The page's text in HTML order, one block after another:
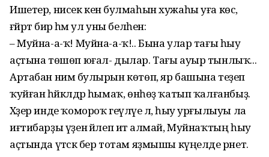
Ишетер, нисек кенә булмаһын хужаһы уға көс,
ғәйрәт бирә һәм ул уны белһен:
– Муйна-а-ҡ! Муйна-а-ҡ!.. Бына улар тағы һыу
аҫтына төшөп юғал- дылар. Тағы ауыр тынлыҡ...
Артабан нимә булырын көтөп, яр башына теҙеп
ҡуйған һәйкәлдәр һымаҡ, өнһөҙ ҡатып ҡалғанбыҙ.
Хәҙер инде ҡомороҡ геүләүе лә, һыу урғылыуы ла
иғтибарҙы үҙенә йәлеп итә алмай, Муйнаҡтың һыу
аҫтында үтәсәк бер тотам яҙмышы күңелде әрнетә.